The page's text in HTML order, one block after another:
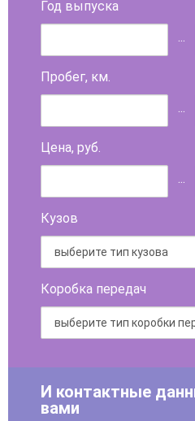
Год выпуска
...
Пробег, км.
...
Цена, руб.
...
Кузов
Коробка передач
И контактные
вами